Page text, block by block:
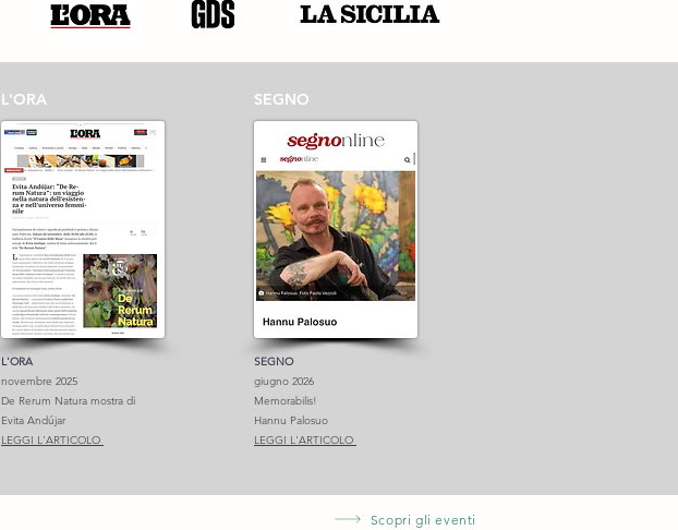
L'ORA
L'ORA
novembre 2025
De Rerum Natura mostra di
Evita Andújar
LEGGI L'ARTICOLO
SEGNO
SEGNO
giugno 2026
Memorabilis!
Hannu Palosuo
LEGGI L'ARTICOLO
Scopri gli eventi